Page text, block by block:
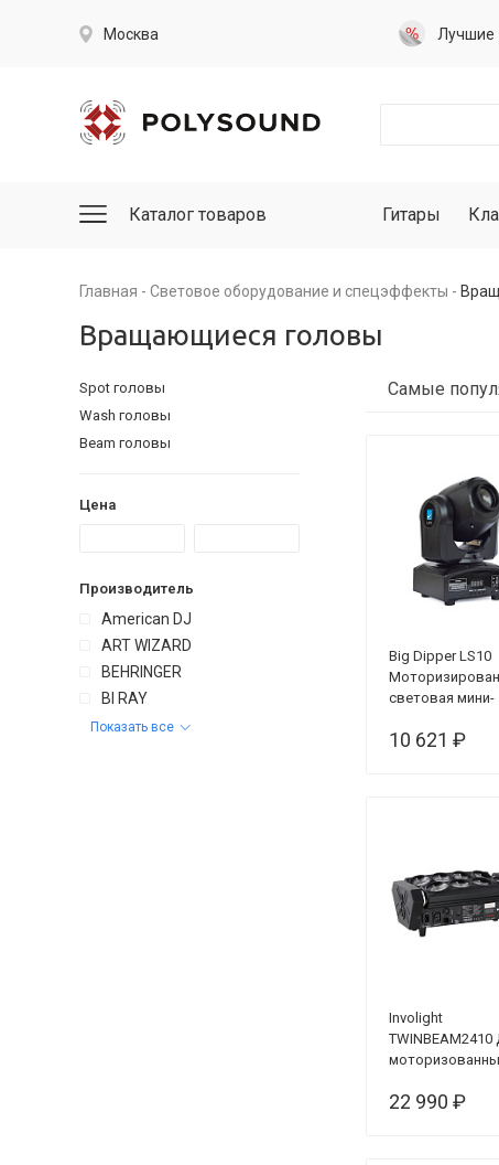
Москва Лучшие
Каталог товаров Гитары
Главная Световое оборудование и спецэффекты
Вращающиеся головы
Spot головы
Wash головы
Beam головы
Цена
Производитель
American DJ
ART WIZARD
BEHRINGER
BI RAY
Показать все
Big Dipper LS10
световая мини-
10 621 ₽
Involight
TWINBEAM2410
22 990 ₽